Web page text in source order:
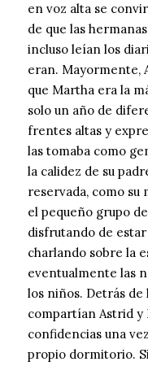
en voz alta se
de que las
incluso leían los
eran. Mayormente,
que Martha era la
solo un año de
frentes altas y
las tomaba como
la calidez de su
reservada, como su
el pequeño grupo
disfrutando de
charlando sobre la
eventualmente las
los niños. Detrás
compartían Astrid
confidencias una
propio dormitorio.